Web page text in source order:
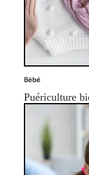
Bébé
Puériculture